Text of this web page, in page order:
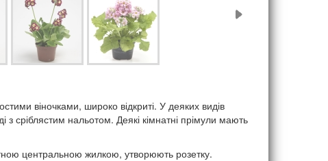
віночками, широко відкриті. У деяких видів
сріблястим нальотом. Деякі кімнатні прімули мають
центральною жилкою, утворюють розетку.